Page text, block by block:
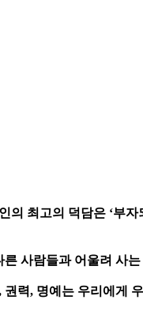
최고의 덕담은 ‘부
사람들과 어울려 사
력, 명예는 우리에게